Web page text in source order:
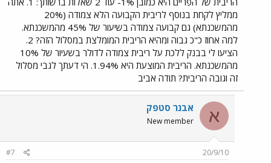
ממליץ לקחת בנוסף לריבית הקבועה הלא צמודה (20%
מהמשכנתא) גם קבועה צמודה בשיעור של 45% מהמשכנתא.
למה אחוז כ"כ גבוה ומהיא הריבית המומלצת במסלול הזה? 2.
הציעו לי בבנק ללכת על ריבית צמודה לדולר בשעיור של 10%
מהמשכנתא. הריבית המוצעת היא 1.94%. הי דעתך לגבי מסלול
זה וגובה הריבית? תודה אביב
א אבנר סטפק
New member
20/9/10
#7